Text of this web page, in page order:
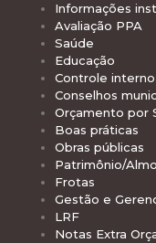
Informações
Avaliação PPA
Saúde
Educação
Controle interno
Conselhos
Orçamento por
Boas práticas
Obras públicas
Patrimônio/
Frotas
Gestão e
LRF
Notas Extra